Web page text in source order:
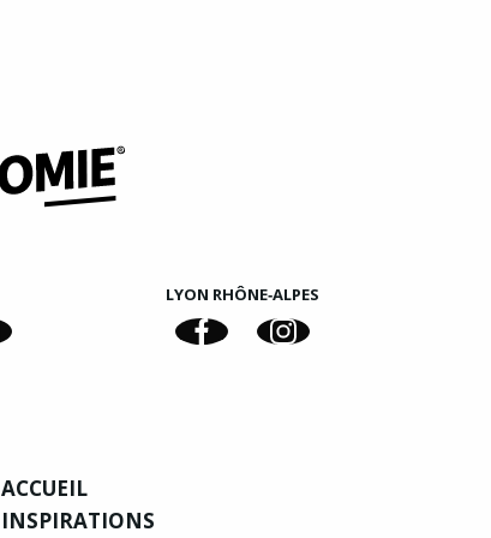
LYON RHÔNE‑ALPES
ACCUEIL
INSPIRATIONS